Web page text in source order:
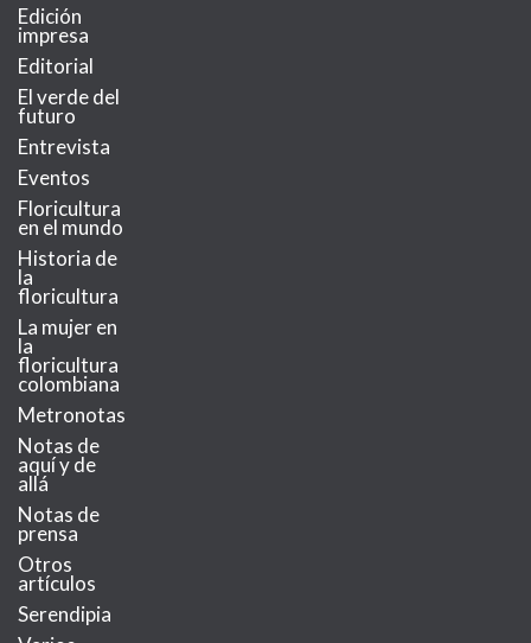
Edición
impresa
Editorial
El verde del
futuro
Entrevista
Eventos
Floricultura
en el mundo
Historia de
la
floricultura
La mujer en
la
floricultura
colombiana
Metronotas
Notas de
aquí y de
allá
Notas de
prensa
Otros
artículos
Serendipia